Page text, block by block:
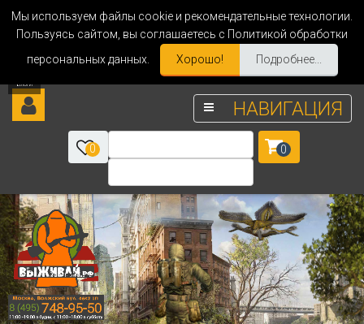
Мы используем файлы cookie и рекомендательные технологии.
Пользуясь сайтом, вы соглашаетесь с Политикой обработки
персональных данных.
Хорошо! Подробнее...
НАВИГАЦИЯ
0 0